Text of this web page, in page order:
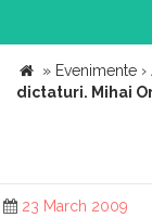
» Evenimente ›
dictaturi. Mihai
23 March 2009